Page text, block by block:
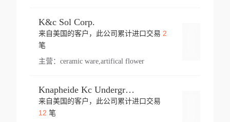
K&c Sol Corp.
来自美国的客户，此公司累计进口交易 2
笔
主营： ceramic ware,artifical flower
Knapheide Kc Underground
来自美国的客户，此公司累计进口交易
12 笔